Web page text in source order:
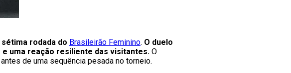
rodada do Brasileirão Feminino. O duelo
uma reação resiliente das visitantes. O
de uma sequência pesada no torneio.